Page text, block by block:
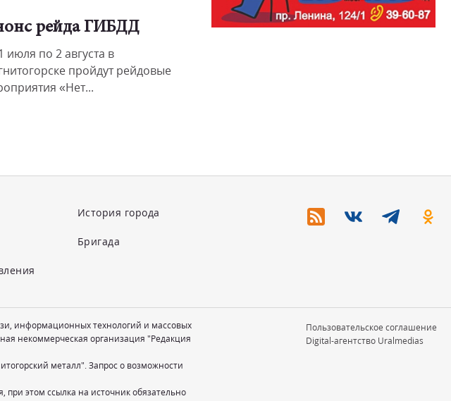
рейда ГИБДД
июля по 2 августа в
пройдут рейдовые
«Нет...
История города
Бригада
информационных технологий и массовых
некоммерческая организация "Редакция
металл". Запрос о возможности
этом ссылка на источник обязательно
Пользовательское соглашение
Digital-агентство Uralmedias